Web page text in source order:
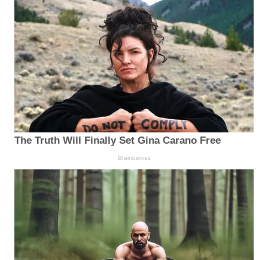
The Truth Will Finally Set Gina Carano Free
Brainberries